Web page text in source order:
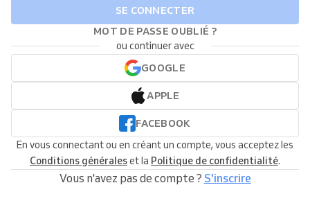
SE CONNECTER
MOT DE PASSE OUBLIÉ ?
ou continuer avec
GOOGLE
APPLE
FACEBOOK
En vous connectant ou en créant un compte, vous acceptez les
Conditions généraleset la Politique de confidentialité.
Vous n'avez pas de compte ? S'inscrire